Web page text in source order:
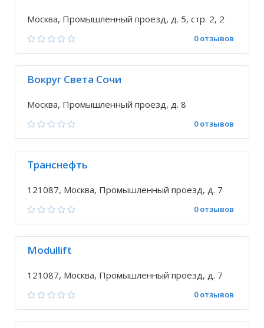
Москва, Промышленный проезд, д. 5, стр. 2, 2
0 отзывов
Вокруг Света Сочи
Москва, Промышленный проезд, д. 8
0 отзывов
Транснефть
121087, Москва, Промышленный проезд, д. 7
0 отзывов
Modullift
121087, Москва, Промышленный проезд, д. 7
0 отзывов